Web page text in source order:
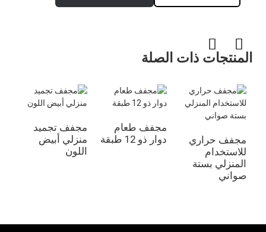
المنتجات ذات الصلة
مجفف حراري
للاستخدام
المنزلي بستة
صواني
مجفف طعام
دوار ذو 12 طبقة
مجفف تجميد
منزلي أبيض
اللون